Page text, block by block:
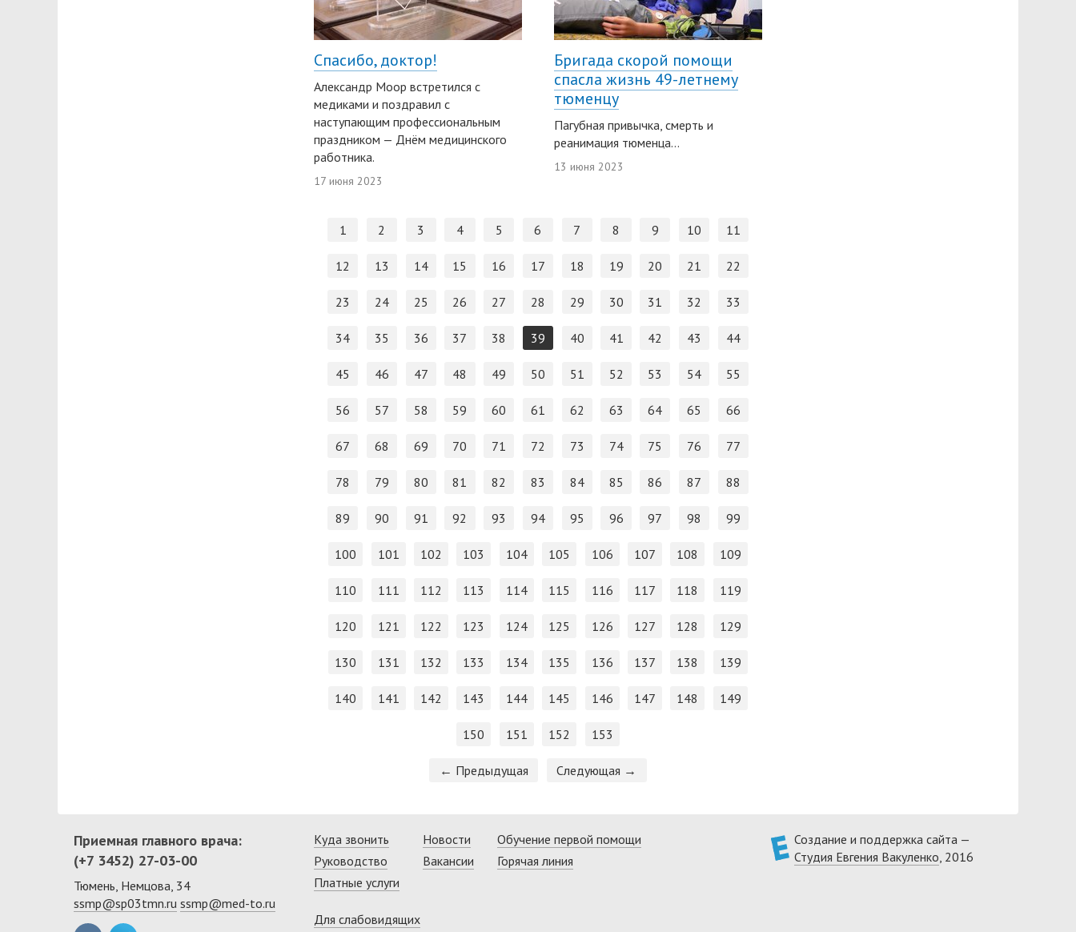
Спасибо, доктор!
Александр Моор встретился с
медиками и поздравил с
наступающим профессиональным
праздником — Днём медицинского
работника.
17 июня 2023
Бригада скорой помощи
спасла жизнь 49-летнему
тюменцу
Пагубная привычка, смерть и
реанимация тюменца...
13 июня 2023
1 2 3 4 5 6 7 8 9 10 11
12 13 14 15 16 17 18 19 20 21 22
23 24 25 26 27 28 29 30 31 32 33
34 35 36 37 38 39 40 41 42 43 44
45 46 47 48 49 50 51 52 53 54 55
56 57 58 59 60 61 62 63 64 65 66
67 68 69 70 71 72 73 74 75 76 77
78 79 80 81 82 83 84 85 86 87 88
89 90 91 92 93 94 95 96 97 98 99
100 101 102 103 104 105 106 107 108 109
110 111 112 113 114 115 116 117 118 119
120 121 122 123 124 125 126 127 128 129
130 131 132 133 134 135 136 137 138 139
140 141 142 143 144 145 146 147 148 149
150 151 152 153
← Предыдущая Следующая →
Приемная главного врача:
(+7 3452) 27-03-00
Тюмень, Немцова, 34
ssmp@sp03tmn.ru ssmp@med-to.ru
Куда звонить
Руководство
Платные услуги
Новости
Вакансии
Обучение первой помощи
Горячая линия
Для слабовидящих
Создание и поддержка сайта —
Студия Евгения Вакуленко, 2016